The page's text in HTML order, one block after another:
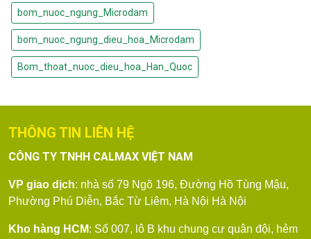
bom_nuoc_ngung_Microdam
bom_nuoc_ngung_dieu_hoa_Microdam
Bom_thoat_nuoc_dieu_hoa_Han_Quoc
THÔNG TIN LIÊN HỆ
CÔNG TY TNHH CALMAX VIỆT NAM
VP giao dịch: nhà số 79 Ngõ 196, Đường Hồ Tùng Mậu,
Phường Phú Diễn, Bắc Từ Liêm, Hà Nội Hà Nội
Kho hàng HCM: Số 007, lô B khu chung cư quân đội, hẻm